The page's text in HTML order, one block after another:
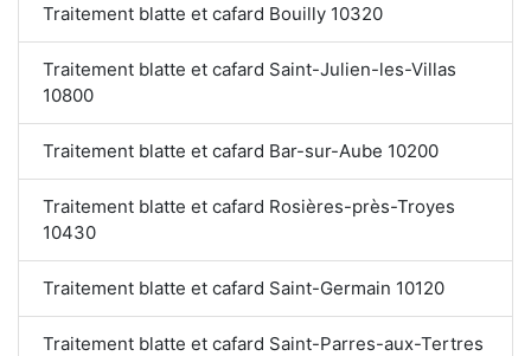
Traitement blatte et cafard Bouilly 10320
Traitement blatte et cafard Saint-Julien-les-Villas
10800
Traitement blatte et cafard Bar-sur-Aube 10200
Traitement blatte et cafard Rosières-près-Troyes
10430
Traitement blatte et cafard Saint-Germain 10120
Traitement blatte et cafard Saint-Parres-aux-Tertres